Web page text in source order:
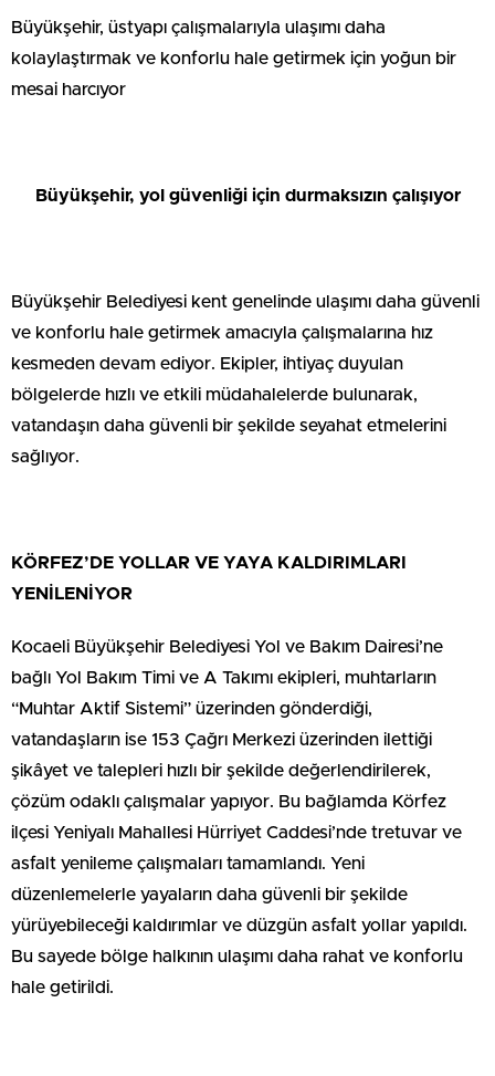
Büyükşehir, üstyapı çalışmalarıyla ulaşımı daha
kolaylaştırmak ve konforlu hale getirmek için yoğun bir
mesai harcıyor
Büyükşehir, yol güvenliği için durmaksızın çalışıyor
Büyükşehir Belediyesi kent genelinde ulaşımı daha güvenli
ve konforlu hale getirmek amacıyla çalışmalarına hız
kesmeden devam ediyor. Ekipler, ihtiyaç duyulan
bölgelerde hızlı ve etkili müdahalelerde bulunarak,
vatandaşın daha güvenli bir şekilde seyahat etmelerini
sağlıyor.
KÖRFEZ’DE YOLLAR VE YAYA KALDIRIMLARI
YENİLENİYOR
Kocaeli Büyükşehir Belediyesi Yol ve Bakım Dairesi’ne
bağlı Yol Bakım Timi ve A Takımı ekipleri, muhtarların
“Muhtar Aktif Sistemi” üzerinden gönderdiği,
vatandaşların ise 153 Çağrı Merkezi üzerinden ilettiği
şikâyet ve talepleri hızlı bir şekilde değerlendirilerek,
çözüm odaklı çalışmalar yapıyor. Bu bağlamda Körfez
ilçesi Yeniyalı Mahallesi Hürriyet Caddesi’nde tretuvar ve
asfalt yenileme çalışmaları tamamlandı. Yeni
düzenlemelerle yayaların daha güvenli bir şekilde
yürüyebileceği kaldırımlar ve düzgün asfalt yollar yapıldı.
Bu sayede bölge halkının ulaşımı daha rahat ve konforlu
hale getirildi.